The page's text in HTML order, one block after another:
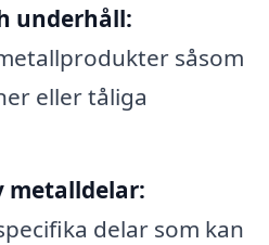
underhåll:
såsom
eller tåliga
metalldelar:
delar som kan